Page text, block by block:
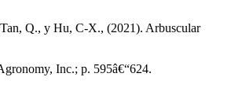
Q., y Hu, C-X., (2021). Arbuscular
Inc.; p. 595â€“624.